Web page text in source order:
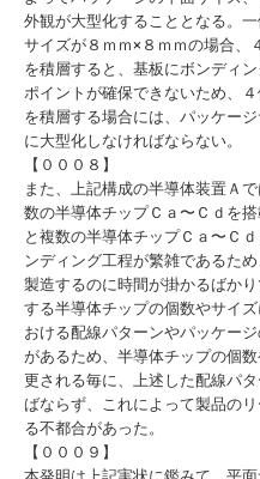
外観が大型化することとなる。
サイズが８ｍｍ×８ｍｍの場合、
を積層すると、基板にボンディ
ポイントが確保できないため、
を積層する場合には、パッケー
に大型化しなければならない。
【０００８】
また、上記構成の半導体装置Ａ
数の半導体チップＣａ〜Ｃｄを
と複数の半導体チップＣａ〜Ｃ
ンディング工程が繁雑であるた
製造するのに時間が掛かるばか
する半導体チップの個数やサイ
おける配線パターンやパッケー
があるため、半導体チップの個
更される毎に、上述した配線パ
ばならず、これによって製品の
る不都合があった。
【０００９】